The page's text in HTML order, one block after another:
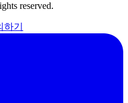
reserved.
하기